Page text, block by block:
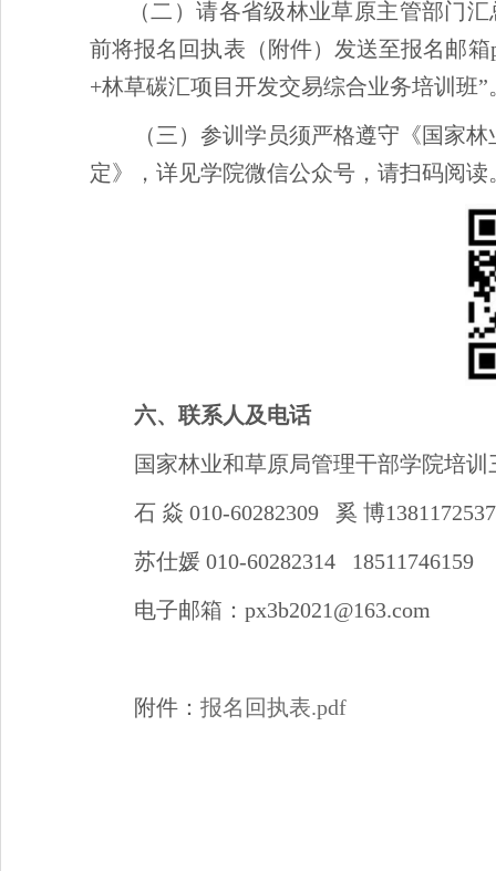
（二）请各省级林业草原主管部门
前将报名回执表（附件）发送至报名邮箱
+林草碳汇项目开发交易综合业务培训班”
（三）参训学员须严格遵守《国家
定》，详见学院微信公众号，请扫码阅读
六、联系人及电话
国家林业和草原局管理干部学院培训
石 焱 010-60282309 奚 博
苏仕媛 010-60282314 18511746159
电子邮箱：px3b2021@163.com
附件： 报名回执表.pdf